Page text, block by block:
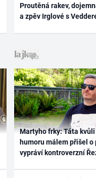
Proutěná rakev,
a zpěv Irglové s
Martyho frky: Táta
humoru málem přišel o
vypráví kontroverzní